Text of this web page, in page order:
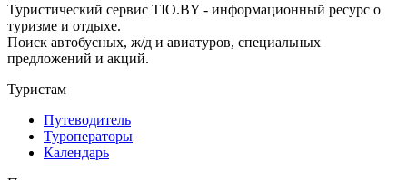
Туристический сервис TIO.BY - информационный ресурс о
туризме и отдыхе.
Поиск автобусных, ж/д и авиатуров, специальных
предложений и акций.
Туристам
Путеводитель
Туроператоры
Календарь